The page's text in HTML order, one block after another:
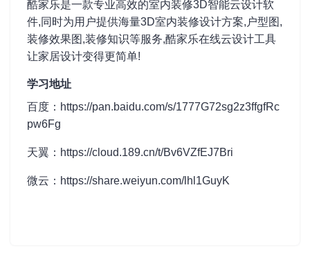
酷家乐是一款专业高效的室内装修3D智能云设计软
件,同时为用户提供海量3D室内装修设计方案,户型图,
装修效果图,装修知识等服务,酷家乐在线云设计工具
让家居设计变得更简单!
学习地址
百度： https://pan.baidu.com/s/1777G72sg2z3ffgfRc
pw6Fg
天翼： https://cloud.189.cn/t/Bv6VZfEJ7Bri
微云： https://share.weiyun.com/lhl1GuyK